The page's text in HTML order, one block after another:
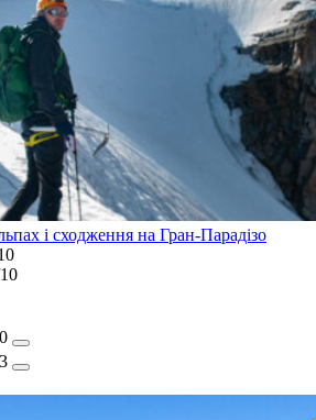
і сходження на Гран-Парадізо
0
3